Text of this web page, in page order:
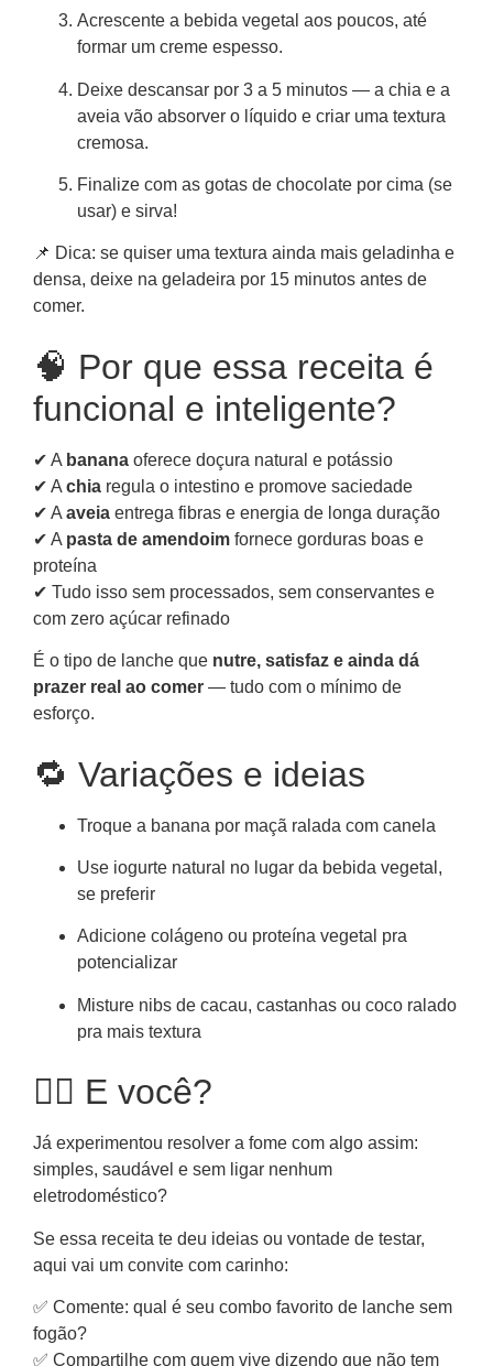
Acrescente a bebida vegetal aos poucos, até
formar um creme espesso.
Deixe descansar por 3 a 5 minutos — a chia e a
aveia vão absorver o líquido e criar uma textura
cremosa.
Finalize com as gotas de chocolate por cima (se
usar) e sirva!
📌 Dica: se quiser uma textura ainda mais geladinha e
densa, deixe na geladeira por 15 minutos antes de
comer.
🧠 Por que essa receita é
funcional e inteligente?
✔ A banana oferece doçura natural e potássio
✔ A chia regula o intestino e promove saciedade
✔ A aveia entrega fibras e energia de longa duração
✔ A pasta de amendoim fornece gorduras boas e
proteína
✔ Tudo isso sem processados, sem conservantes e
com zero açúcar refinado
É o tipo de lanche que nutre, satisfaz e ainda dá
prazer real ao comer — tudo com o mínimo de
esforço.
🔁 Variações e ideias
Troque a banana por maçã ralada com canela
Use iogurte natural no lugar da bebida vegetal,
se preferir
Adicione colágeno ou proteína vegetal pra
potencializar
Misture nibs de cacau, castanhas ou coco ralado
pra mais textura
🙋‍♀️ E você?
Já experimentou resolver a fome com algo assim:
simples, saudável e sem ligar nenhum
eletrodoméstico?
Se essa receita te deu ideias ou vontade de testar,
aqui vai um convite com carinho:
✅ Comente: qual é seu combo favorito de lanche sem
fogão?
✅ Compartilhe com quem vive dizendo que não tem